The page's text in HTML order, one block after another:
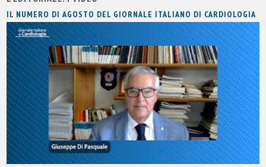
IL NUMERO DI AGOSTO DEL GIORNALE ITALIANO DI CARDIOLOGIA